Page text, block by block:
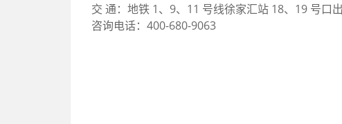
交 通：地铁 1、9、11 号线徐家汇站 18、19 号口
咨询电话：400-680-9063